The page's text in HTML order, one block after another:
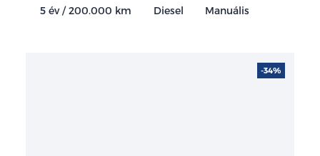
5 év / 200.000 km Diesel Manuális
-34%